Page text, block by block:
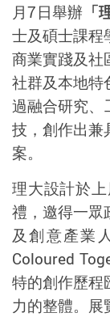
月7日舉辦
士及碩士課程
商業實踐及社
社群及本地特
過融合研究、
技，創作出兼
案。
理大設計於上
禮，邀得一眾
及創意產業
Coloured
特的創作歷程
力的整體。展